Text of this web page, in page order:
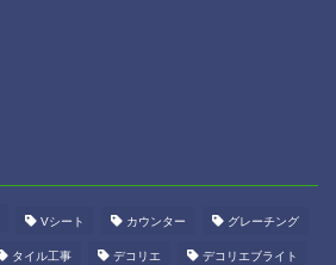
Vシート カウンター グレーチング
タイル工事 デコリエ デコリエブライト